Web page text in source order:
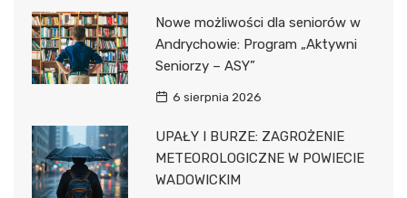
Nowe możliwości dla seniorów w
Andrychowie: Program „Aktywni
Seniorzy – ASY”
6 sierpnia 2026
UPAŁY I BURZE: ZAGROŻENIE
METEOROLOGICZNE W POWIECIE
WADOWICKIM